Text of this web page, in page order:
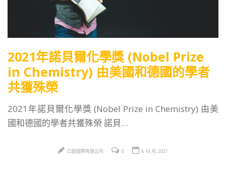
2021年諾貝爾化學獎 (Nobel Prize
in Chemistry) 由美國和德國的學者
共獲殊榮
2021年諾貝爾化學獎 (Nobel Prize in Chemistry) 由美
國和德國的學者共獲殊榮 諾貝…
口藝國際有限公司 0 6 10 月, 2021